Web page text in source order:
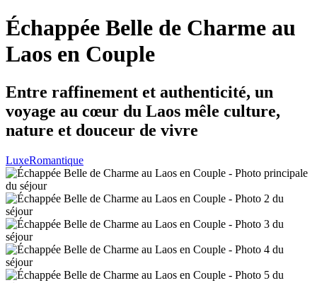
Échappée Belle de Charme au
Laos en Couple
Entre raffinement et authenticité, un
voyage au cœur du Laos mêle culture,
nature et douceur de vivre
LuxeRomantique